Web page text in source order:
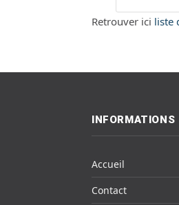
Retrouver ici liste
INFORMATIONS
Accueil
Contact